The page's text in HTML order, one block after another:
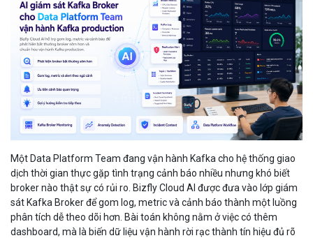
Một Data Platform Team đang vận hành Kafka cho hệ thống giao
dịch thời gian thực gặp tình trạng cảnh báo nhiều nhưng khó biết
broker nào thật sự có rủi ro. Bizfly Cloud AI được đưa vào lớp giám
sát Kafka Broker để gom log, metric và cảnh báo thành một luồng
phân tích dễ theo dõi hơn. Bài toán không nằm ở việc có thêm
dashboard, mà là biến dữ liệu vận hành rời rạc thành tín hiệu đủ rõ